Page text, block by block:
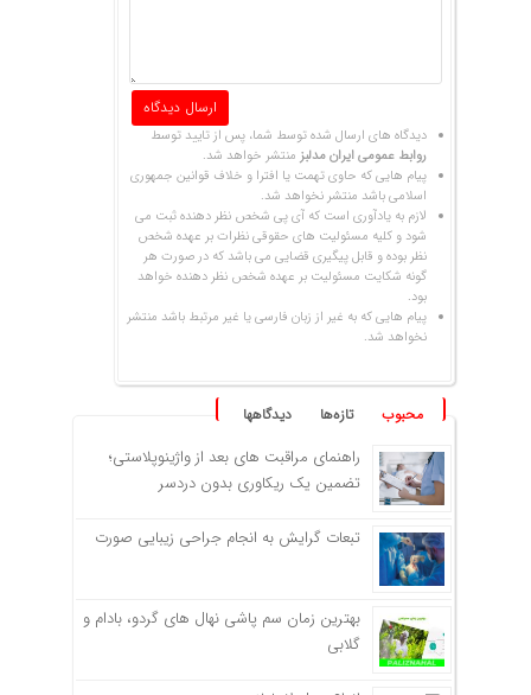
دیدگاه های ارسال شده توسط شما، پس از تایید توسط
روابط عمومی ایران مدلبز منتشر خواهد شد.
پیام هایی که حاوی تهمت یا افترا و خلاف قوانین جمهوری
اسلامی باشد منتشر نخواهد شد.
لازم به یادآوری است که آی پی شخص نظر دهنده ثبت می
شود و کلیه مسئولیت های حقوقی نظرات بر عهده شخص
نظر بوده و قابل پیگیری قضایی می باشد که در صورت هر
گونه شکایت مسئولیت بر عهده شخص نظر دهنده خواهد
بود.
پیام هایی که به غیر از زبان فارسی یا غیر مرتبط باشد منتشر
نخواهد شد.
محبوب تازه‌ها دیدگاهها
راهنمای مراقبت های بعد از واژینوپلاستی؛
تضمین یک ریکاوری بدون دردسر
تبعات گرایش به انجام جراحی زیبایی صورت
بهترین زمان سم پاشی نهال های گردو، بادام و
گلابی